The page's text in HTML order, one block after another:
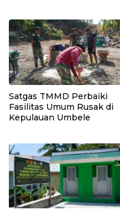
Satgas TMMD Perbaiki
Fasilitas Umum Rusak di
Kepulauan Umbele